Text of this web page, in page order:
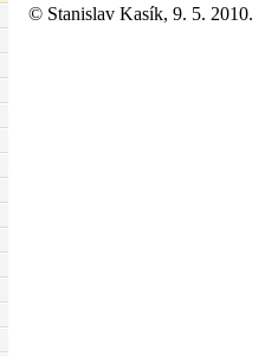
© Stanislav Kasík, 9. 5. 2010.